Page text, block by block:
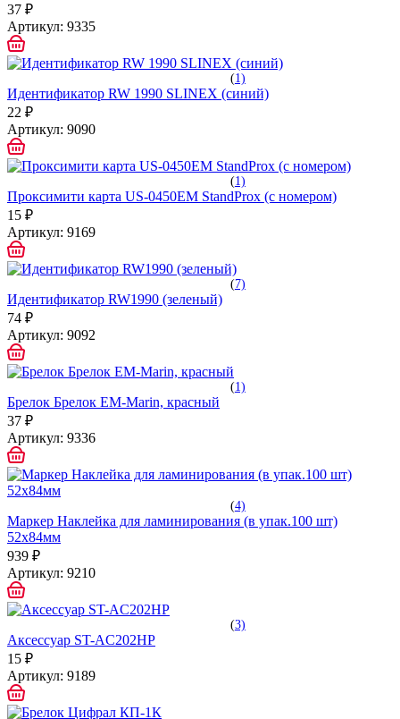
37 ₽
Артикул: 9335
(1)
Идентификатор RW 1990 SLINEX (синий)
22 ₽
Артикул: 9090
(1)
Проксимити карта US-0450EM StandProx (с номером)
15 ₽
Артикул: 9169
(7)
Идентификатор RW1990 (зеленый)
74 ₽
Артикул: 9092
(1)
Брелок Брелок EM-Marin, красный
37 ₽
Артикул: 9336
(4)
Маркер Наклейка для ламинирования (в упак.100 шт)
52х84мм
939 ₽
Артикул: 9210
(3)
Аксессуар ST-AC202HP
15 ₽
Артикул: 9189